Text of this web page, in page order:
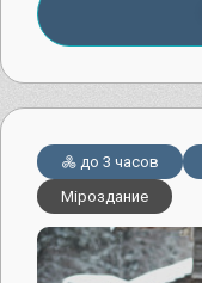
до 3 часов
Мiроздание